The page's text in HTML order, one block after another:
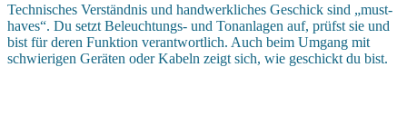
Technisches Verständnis und handwerkliches Geschick sind „must-
haves“. Du setzt Beleuchtungs- und Tonanlagen auf, prüfst sie und
bist für deren Funktion verantwortlich. Auch beim Umgang mit
schwierigen Geräten oder Kabeln zeigt sich, wie geschickt du bist.